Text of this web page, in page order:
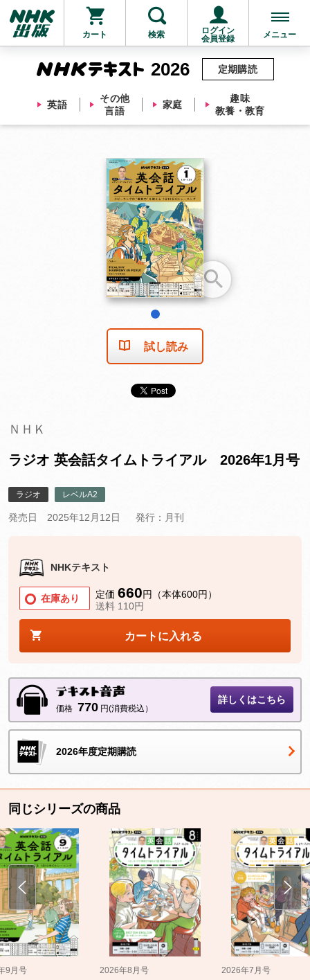
カート 検索
ログイン
会員登録
メニュー
2026
英語
その他
言語
家庭
趣味
教養・教育
定期購読
他にも商品を買う
試し読み
ＮＨＫ
ラジオ 英会話タイムトライアル 2026年1月号
ラジオ レベルA2
発売日 2025年12月12日 発行：月刊
NHKテキスト
在庫あり 定価 660円（本体600円）
送料 110円
カートに入れる
価格 770 円(消費税込）
詳しくはこちら
2026年度定期購読
同じシリーズの商品
9月号 2026年8月号 2026年7月号